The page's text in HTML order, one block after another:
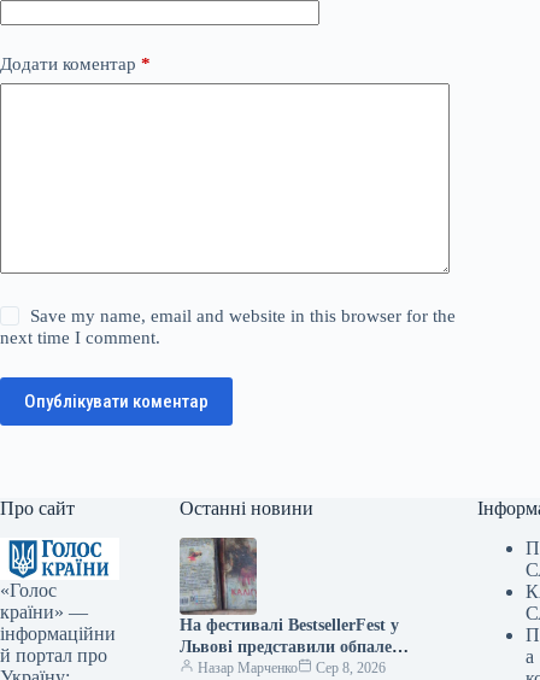
Додати коментар *
Save my name, email and website in this browser for the
next time I comment.
Опублікувати коментар
Про сайт
«Голос
країни» —
інформаційни
й портал про
Останні новини
На фестивалі BestsellerFest у
Львові представили обпалені
книги з харківського складу,
Назар Марченко Сер 8, 2026
а